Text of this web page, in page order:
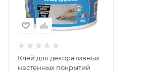
Клей для декоративных
настенных покрытий